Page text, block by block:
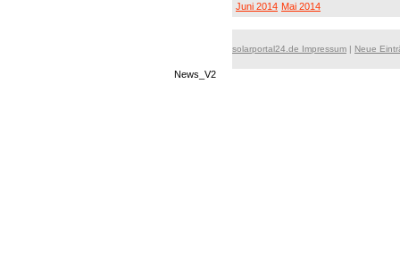
Juni 2014 Mai 2014
solarportal24.de Impressum | Neue
News_V2